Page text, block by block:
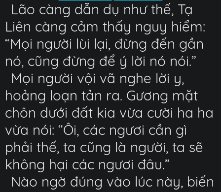
Lão càng dẫn dụ như thế, Tạ
Liên càng cảm thấy nguy hiểm:
“Mọi người lùi lại, đừng đến gần
nó, cũng đừng để ý lời nó nói.”
Mọi người vội vã nghe lời y,
hoảng loạn tản ra. Gương mặt
chôn dưới đất kia vừa cười ha ha
vừa nói: “Ôi, các ngươi cần gì
phải thế, ta cũng là người, ta sẽ
không hại các ngươi đâu.”
Nào ngờ đúng vào lúc này, biến